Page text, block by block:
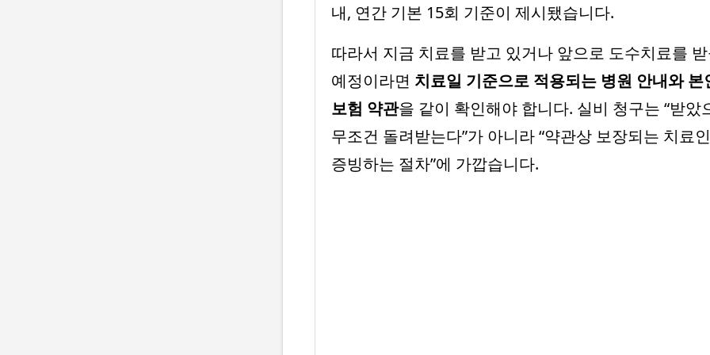
내, 연간 기본 15회 기준이 제시됐습니다.
따라서 지금 치료를 받고 있거나 앞으로 도수치료를
예정이라면 치료일 기준으로 적용되는 병원 안내와 본
보험 약관을 같이 확인해야 합니다. 실비 청구는 “받았
무조건 돌려받는다”가 아니라 “약관상 보장되는 치료
증빙하는 절차”에 가깝습니다.